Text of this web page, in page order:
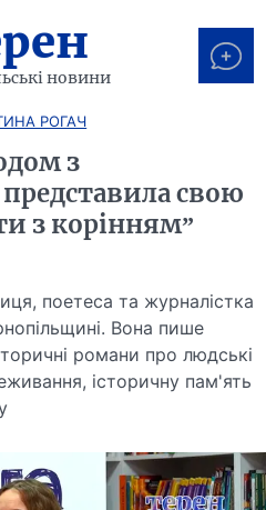
новини
РОГАЧ
з
свою
з корінням”
поетеса та журналістка
Вона пише
романи про людські
історичну пам'ять